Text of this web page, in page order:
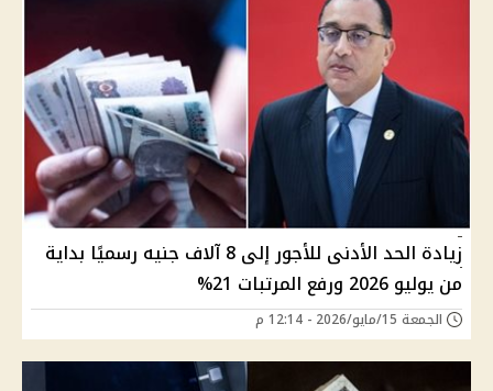
زيادة الحد الأدنى للأجور إلى 8 آلاف جنيه رسميًا بداية
من يوليو 2026 ورفع المرتبات 21%
الجمعة 15/مايو/2026 - 12:14 م